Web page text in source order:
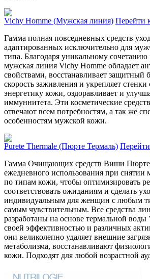
Vichy Homme (Мужская линия) Перейти
Гамма полная повседневных средств
адаптированных исключительно для
типа. Благодаря уникальному
мужская линия Vichy Homme обладает
свойствами, восстанавливает защитный
скорость заживления и укрепляет
энергетику кожи, оздоравливает и
иммуннитета. Эти косметические
отвечают всем потребностям, а так же
особенностям мужской кожи.
Purete Thermale (Пюрте Термаль)
Гамма Очищающих средств Виши Пюрте
ежедневного использования при снятии
по типам кожи, чтобы оптимизировать
соответствовать ожиданиям и сделать
индивидуальным для женщин с любым
самым чувствительным. Все средства
разработаны на основе термальной воды
своей эффе­ктивностью и различных
они великолепно удаляет внешние
метаболизма, восстанавливают
кожи. Подходят для любой возрастной